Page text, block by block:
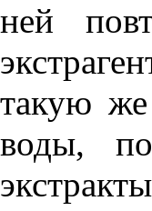
ней
такую
воды,